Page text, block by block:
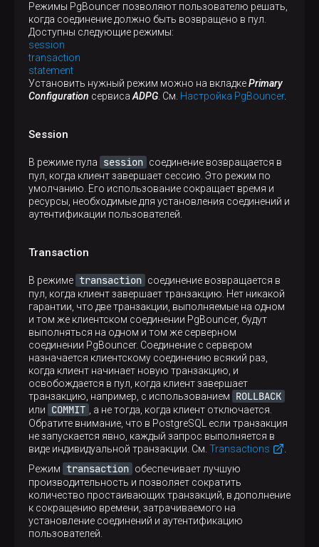
Режимы PgBouncer позволяют пользователю решать,
когда соединение должно быть возвращено в пул.
Доступны следующие режимы:
session
transaction
statement
Установить нужный режим можно на вкладкеPrimary
Configuration сервисаADPG. См. Настройка PgBouncer.
Session
В режиме пула session соединение возвращается в
пул, когда клиент завершает сессию. Это режим по
умолчанию. Его использование сокращает время и
ресурсы, необходимые для установления соединений и
аутентификации пользователей.
Transaction
В режиме transaction соединение возвращается в
пул, когда клиент завершает транзакцию. Нет никакой
гарантии, что две транзакции, выполняемые на одном
и том же клиентском соединении PgBouncer, будут
выполняться на одном и том же серверном
соединении PgBouncer. Соединение с сервером
назначается клиентскому соединению всякий раз,
когда клиент начинает новую транзакцию, и
освобождается в пул, когда клиент завершает
транзакцию, например, с использованием
ROLLBACK
или COMMIT , a не тогда, когда клиент отключается.
Обратите внимание, что в PostgreSQL если транзакция
не запускается явно, каждый запрос выполняется в
виде индивидуальной транзакции. См. Transactions
.
Режим transaction обеспечивает лучшую
производительность и позволяет сократить
количество простаивающих транзакций, в дополнение
к сокращению времени, затрачиваемого на
установление соединений и аутентификацию
пользователей.